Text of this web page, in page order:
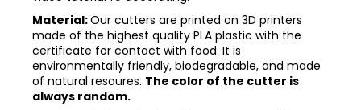
Material:Our cutters are printed on 3D printers
made of the highest quality PLA plastic with the
certificate for contact with food. It is
environmentally friendly, biodegradable, and made
of natural resoures. The color of the cutter is
always random.